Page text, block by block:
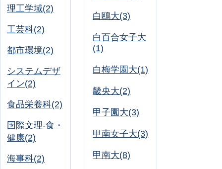
理工学域(2)
工芸科(2)
都市環境(2)
システムデザ
イン(2)
食品栄養科(2)
国際文理-食・
健康(2)
海事科(2)
白鴎大(3)
白百合女子大
(1)
白梅学園大(1)
畿央大(2)
甲子園大(3)
甲南女子大(3)
甲南大(8)